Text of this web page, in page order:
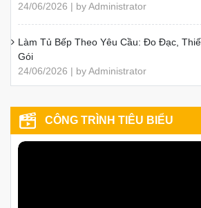
24/06/2026 | by Administrator
Làm Tủ Bếp Theo Yêu Cầu: Đo Đạc,
Gói
24/06/2026 | by Administrator
CÔNG TRÌNH TIÊU BIỂU